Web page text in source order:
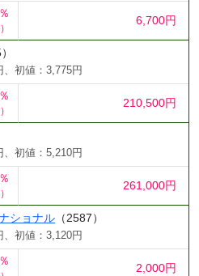
6,700円
初値：3,775円
210,500円
初値：5,210円
261,000円
ショナル （2587）
初値：3,120円
2,000円